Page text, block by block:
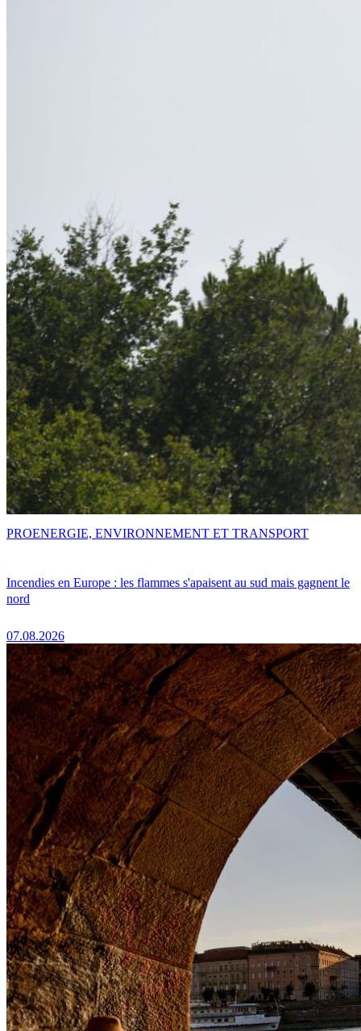
Incendies en Europe : les flammes s'apaisent au sud mais gagnent le
nord
07.08.2026
PROENERGIE, ENVIRONNEMENT ET TRANSPORT